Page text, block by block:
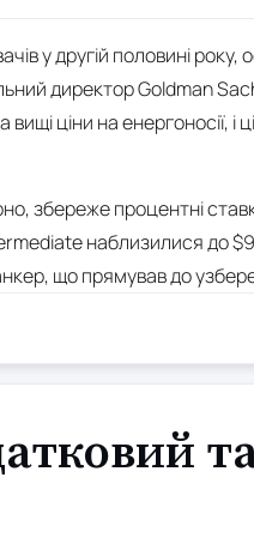
у другій половині року,
директор Goldman
ціни на енергоносії, і
процентні
наблизилися до
що прямував до